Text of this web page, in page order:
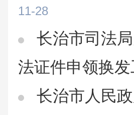
11-28
长治市司法
法证件申领换
长治市人民